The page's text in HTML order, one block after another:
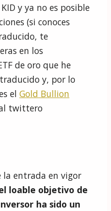
y ya no es posible
(si conoces
te
en los
de oro que he
y, por lo
el Gold Bullion
twittero
la entrada en vigor
loable objetivo de
ha sido un